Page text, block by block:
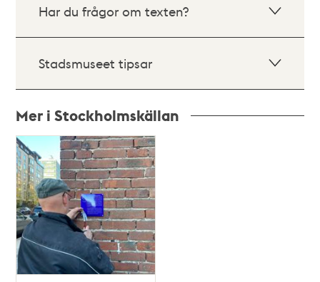
Har du frågor om texten?
Stadsmuseet tipsar
Mer i Stockholmskällan
Relaterade
poster
och
teman